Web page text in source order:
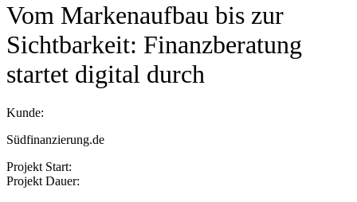
Vom Markenaufbau bis zur
Sichtbarkeit: Finanzberatung
startet digital durch
Kunde:
Südfinanzierung.de
Projekt Start:
Projekt Dauer: